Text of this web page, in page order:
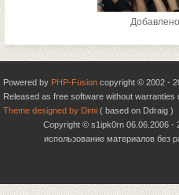
Powered by PHP-Fusion copyright © 2002 -
Released as free software without warranties
Theme designed by Dimi ( based on Ddraig )
Copyright © s1ipk0rn 06.06.2006 -
использование материалов без